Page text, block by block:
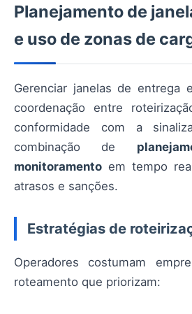
Planejamento de
e uso de zonas de
Gerenciar janelas de entrega
coordenação entre
conformidade com a
combinação de
monitoramento em tempo
atrasos e sanções.
Estratégias de
Operadores costumam
roteamento que priorizam: